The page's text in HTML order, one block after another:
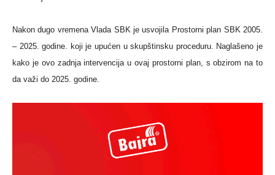
Nakon dugo vremena Vlada SBK je usvojila Prostorniplan SB K2005.
– 2025.godine. koji je upućen u skupštinsku proceduru. Naglašeno je
kako je ovo zadnja intervencija u ovaj prostorni plan, s obzirom na to
da važi do 2025. godine.